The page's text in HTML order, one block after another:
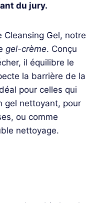
du jury.
Cleansing Gel, notre
gel-crème. Conçu
il équilibre le
la barrière de la
pour celles qui
gel nettoyant, pour
ou comme
nettoyage.